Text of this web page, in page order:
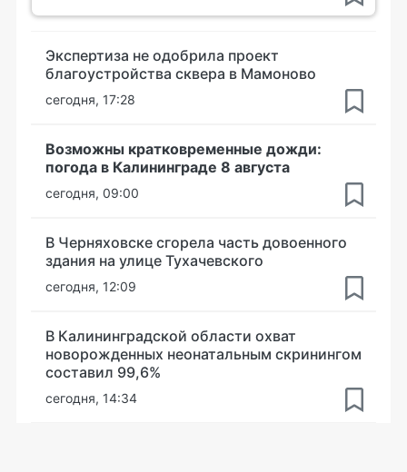
Экспертиза не одобрила проект
благоустройства сквера в Мамоново
сегодня, 17:28
Возможны кратковременные дожди:
погода в Калининграде 8 августа
сегодня, 09:00
В Черняховске сгорела часть довоенного
здания на улице Тухачевского
сегодня, 12:09
В Калининградской области охват
новорожденных неонатальным скринингом
составил 99,6%
сегодня, 14:34